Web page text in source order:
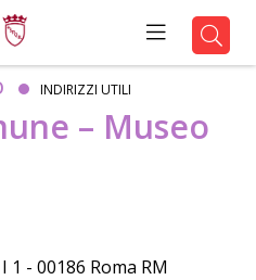
INDIRIZZI UTILI
– Museo
- 00186 Roma RM